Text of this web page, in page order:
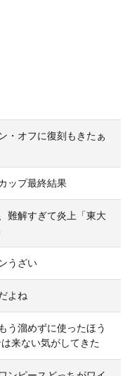
・オフに復刻もきたぁ
ップ最終結果
難解すぎて炎上「東大
うざい
よね
う溜めずに使ったほう
来ない気がしてきた